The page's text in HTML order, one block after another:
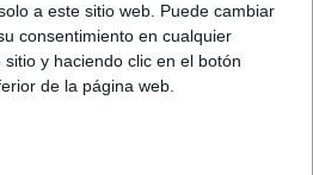
a este sitio web. Puede cambiar
consentimiento en cualquier
y haciendo clic en el botón
de la página web.
visita a Ceuta no es otro
candidatos, arroparles de cara
el PP intentará mantener la